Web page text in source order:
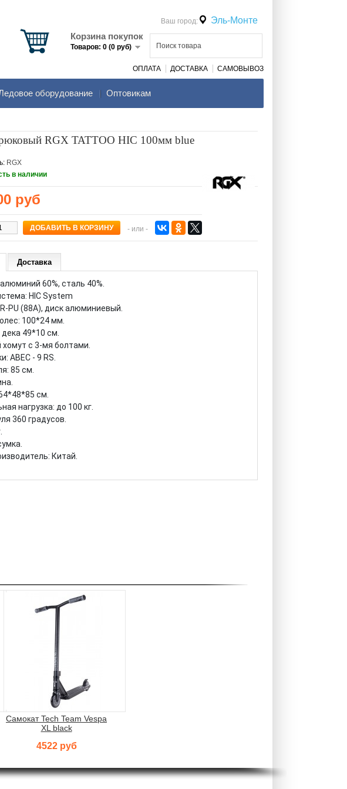
Корзина покупок
Товаров: 0 (0 руб)
Ваш город: Эль-Монте
ОПЛАТА ДОСТАВКА САМОВЫВОЗ
оборудование Оптовикам
RGX TATTOO HIC 100мм blue
RGX
в наличии
руб
- или -
Доставка
60%, сталь 40%.
HIC System
PU (88А), диск алюминиевый.
100*24 мм.
49*10 см.
с 3-мя болтами.
ABEC - 9 RS.
85 см.
см.
нагрузка: до 100 кг.
360 градусов.
Китай.
Самокат Tech Team Vespa
XL black
4522 руб